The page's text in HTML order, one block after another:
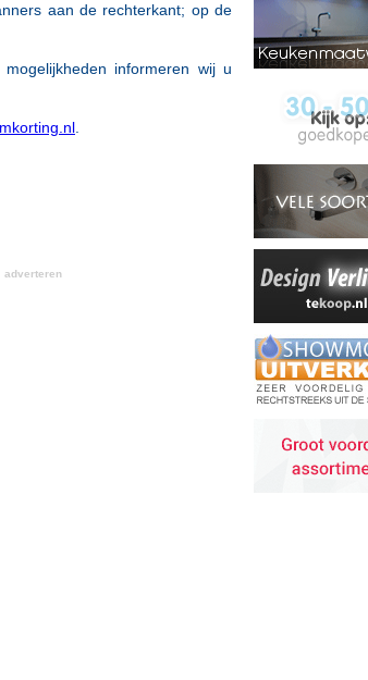
aan de rechterkant; op de
informeren wij u
adverteren